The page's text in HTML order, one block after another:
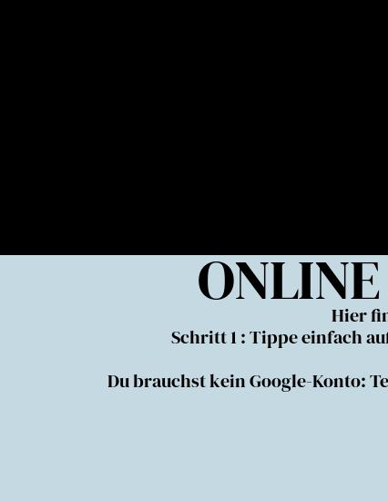
Hier
Schritt 1 : Tippe einfach
Du brauchst kein Google-Konto: